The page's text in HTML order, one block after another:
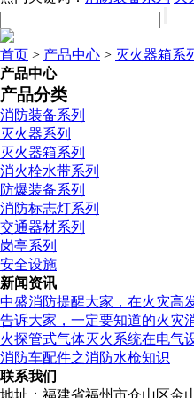
首页 > 产品中心 > 灭火器箱系
产品中心
产品分类
消防装备系列
灭火器系列
灭火器箱系列
消火栓水带系列
防爆装备系列
消防标志灯系列
交通器材系列
岗亭系列
安全设施
新闻资讯
中盛消防提醒大家，在火灾高
告诉大家，一定要知道的火灾
火探管式气体灭火系统在电气
消防车配件之消防水枪知识
联系我们
地址：福建省福州市仓山区金